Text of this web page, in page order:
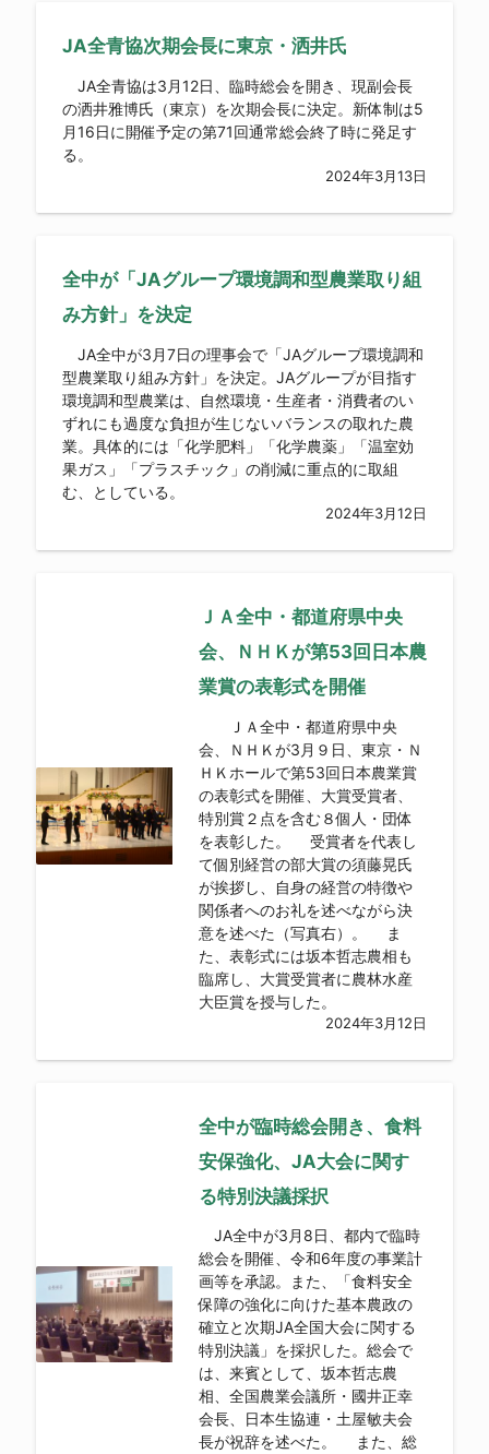
JA全青協次期会長に東京・洒井氏
JA全青協は3月12日、臨時総会を開き、現副会長
の洒井雅博氏（東京）を次期会長に決定。新体制は5
月16日に開催予定の第71回通常総会終了時に発足す
る。
2024年3月13日
全中が「JAグループ環境調和型農業取り組
み方針」を決定
JA全中が3月7日の理事会で「JAグループ環境調和
型農業取り組み方針」を決定。JAグループが目指す
環境調和型農業は、自然環境・生産者・消費者のい
ずれにも過度な負担が生じないバランスの取れた農
業。具体的には「化学肥料」「化学農薬」「温室効
果ガス」「プラスチック」の削減に重点的に取組
む、としている。
2024年3月12日
ＪＡ全中・都道府県中央
会、ＮＨＫが第53回日本農
業賞の表彰式を開催
ＪＡ全中・都道府県中央
会、ＮＨＫが3月９日、東京・Ｎ
ＨＫホールで第53回日本農業賞
の表彰式を開催、大賞受賞者、
特別賞２点を含む８個人・団体
を表彰した。 受賞者を代表し
て個別経営の部大賞の須藤晃氏
が挨拶し、自身の経営の特徴や
関係者へのお礼を述べながら決
意を述べた（写真右）。 ま
た、表彰式には坂本哲志農相も
臨席し、大賞受賞者に農林水産
大臣賞を授与した。
2024年3月12日
全中が臨時総会開き、食料
安保強化、JA大会に関す
る特別決議採択
JA全中が3月8日、都内で臨時
総会を開催、令和6年度の事業計
画等を承認。また、「食料安全
保障の強化に向けた基本農政の
確立と次期JA全国大会に関する
特別決議」を採択した。総会で
は、来賓として、坂本哲志農
相、全国農業会議所・國井正幸
会長、日本生協連・土屋敏夫会
長が祝辞を述べた。 また、総